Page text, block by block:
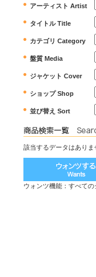
アーティスト Artist
タイトル Title
カテゴリ Category
盤質 Media
ジャケット Cover
ショップ Shop
並び替え Sort
該当するデータはありま
ウォンツ機能：すべて